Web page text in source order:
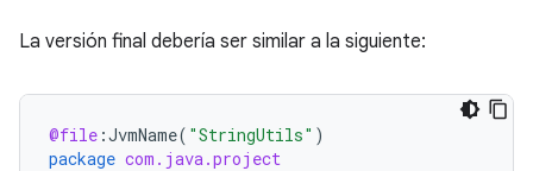
La versión final debería ser similar a la siguiente:
@file :JvmName( "StringUtils" )
package com.java.project